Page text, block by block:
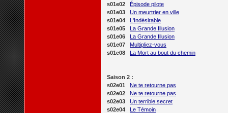
s01e02
Épisode pilote
s01e03
Un meurtrier en ville
s01e04
L'Indésirable
s01e05
La Grande Illusion
s01e06
La Grande Illusion
s01e07
Multipliez-vous
s01e08
La Mort au bout du chemin
Saison 2 :
s02e01
Ne te retourne pas
s02e02
Ne te retourne pas
s02e03
Un terrible secret
s02e04
Le Témoin